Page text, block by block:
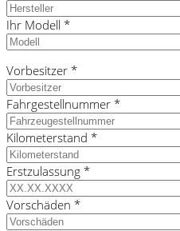
Ihr Modell *
Vorbesitzer *
Fahrgestellnummer *
Kilometerstand *
Erstzulassung *
Vorschäden *